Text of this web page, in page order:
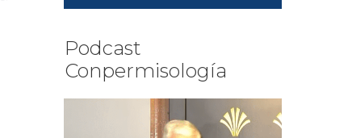
Podcast
Conpermisología